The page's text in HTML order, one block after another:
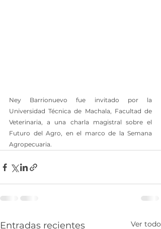
Ney Barrionuevo fue invitado por la
Universidad Técnica de Machala, Facultad de
Veterinaria, a una charla magistral sobre el
Futuro del Agro, en el marco de la Semana
Agropecuaria.
Entradas recientes Ver todo